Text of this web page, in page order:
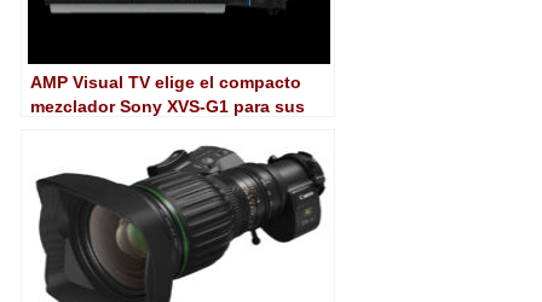
AMP Visual TV elige el compacto
mezclador Sony XVS-G1 para sus